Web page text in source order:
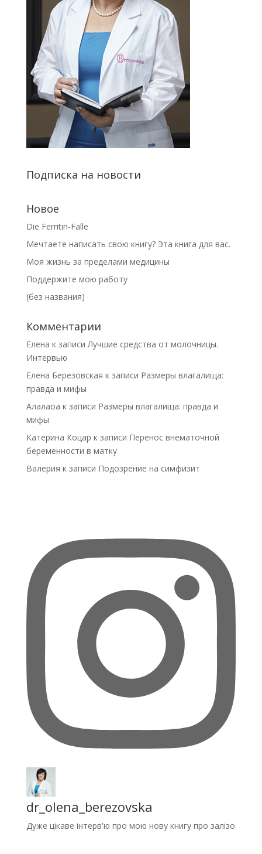
Подписка на новости
Новое
Die Ferritin-Falle
Мечтаете написать свою книгу? Эта книга для вас.
Моя жизнь за пределами медицины
Поддержите мою работу
(без названия)
Комментарии
Елена к записиЛучшие средства от молочницы.
Интервью
Елена Березовская к записи Размеры влагалища:
правда и мифы
Алалаоа к записи Размеры влагалища: правда и
мифы
Катерина Коцар к записи Перенос внематочной
беременности в матку
Валерия к записи Подозрение на симфизит
dr_olena_berezovska
Дуже цікаве інтерв'ю про мою нову книгу про залізо